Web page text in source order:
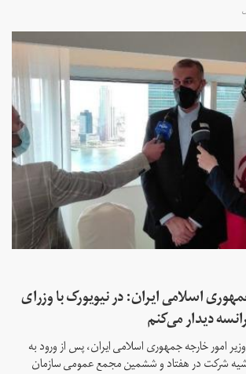
اسلامی ایران: در نیویورک با وزرای
دیدار می‌کنم
امور خارجه جمهوری اسلامی ایران، پس از ورود به
شرکت در هفتاد و ششمین مجمع عمومی سازمان